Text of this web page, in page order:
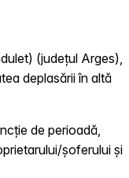
(județul Arges),
deplasării în altă
de perioadă,
șoferului și